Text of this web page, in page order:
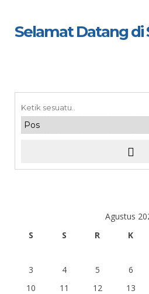
Selamat Datang di
Agustus
S
S R K
3
4 5 6
10
11 12 13